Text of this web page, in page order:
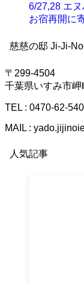
6/27,28 エ
お宿再開に
慈慈の邸 Ji-Ji-
〒299-4504
千葉県いすみ市
TEL : 0470-62-
MAIL :
人気記事